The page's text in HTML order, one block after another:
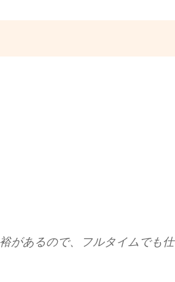
があるので、フルタイムでも仕